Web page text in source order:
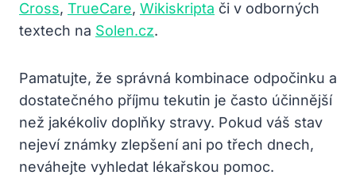
Cross, TrueCare, Wikiskripta či v odborných
textech na Solen.cz.
Pamatujte, že správná kombinace odpočinku a
dostatečného příjmu tekutin je často účinnější
než jakékoliv doplňky stravy. Pokud váš stav
nejeví známky zlepšení ani po třech dnech,
neváhejte vyhledat lékařskou pomoc.